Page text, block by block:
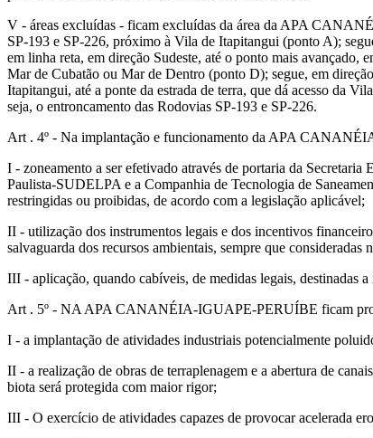
V - áreas excluídas - ficam excluídas da área da APA
SP-193 e SP-226, próximo à Vila de Itapitangui (ponto A);
em linha reta, em direção Sudeste, até o ponto mais
Mar de Cubatão ou Mar de Dentro (ponto D); segue, em
Itapitangui, até a ponte da estrada de terra, que dá acesso da
seja, o entroncamento das Rodovias SP-193 e SP-226.
Art . 4º - Na implantação e funcionamento da APA
I - zoneamento a ser efetivado através de portaria da
Paulista-SUDELPA e a Companhia de Tecnologia de
restringidas ou proibidas, de acordo com a legislação aplicável;
II - utilização dos instrumentos legais e dos incentivos
salvaguarda dos recursos ambientais, sempre que consideradas
III - aplicação, quando cabíveis, de medidas legais, destinadas
Art . 5º - NA APA CANANÉIA-IGUAPE-PERUÍBE ficam
I - a implantação de atividades industriais potencialmente
II - a realização de obras de terraplenagem e a abertura de
biota será protegida com maior rigor;
III - O exercício de atividades capazes de provocar acelerada